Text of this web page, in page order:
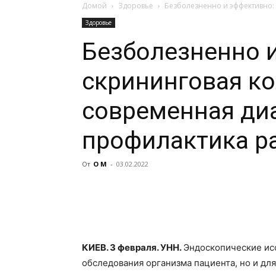
Домой Здоровье Безболезненно и
Здоровье
Безболезненно
скрининговая
современная
профилактика
От О М - 03.02.2022
КИЕВ. 3 февраля. УНН. Эндоскопические
обследования организма пациента, но и